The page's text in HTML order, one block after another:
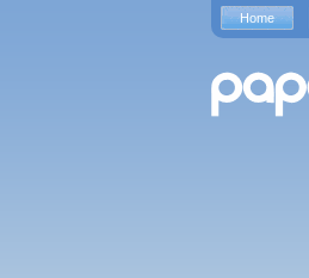
Home